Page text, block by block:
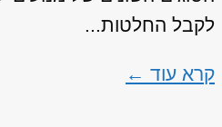
לקבל החלטות...
קרא עוד ←